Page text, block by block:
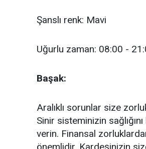
Şanslı renk: Mavi
Uğurlu zaman: 08:00 -
Başak:
Aralıklı sorunlar size
Sinir sisteminizin
verin. Finansal
önemlidir. Kardeşinizin